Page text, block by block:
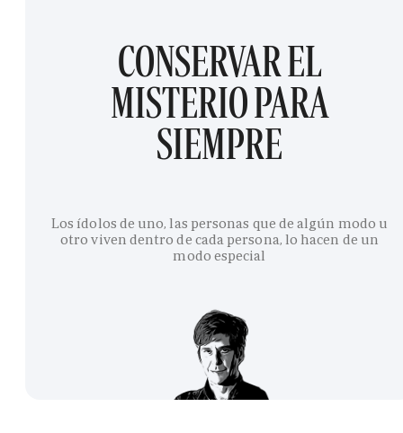
CONSERVAR EL
MISTERIO PARA
SIEMPRE
Los ídolos de uno, las personas que de algún modo u
otro viven dentro de cada persona, lo hacen de un
modo especial